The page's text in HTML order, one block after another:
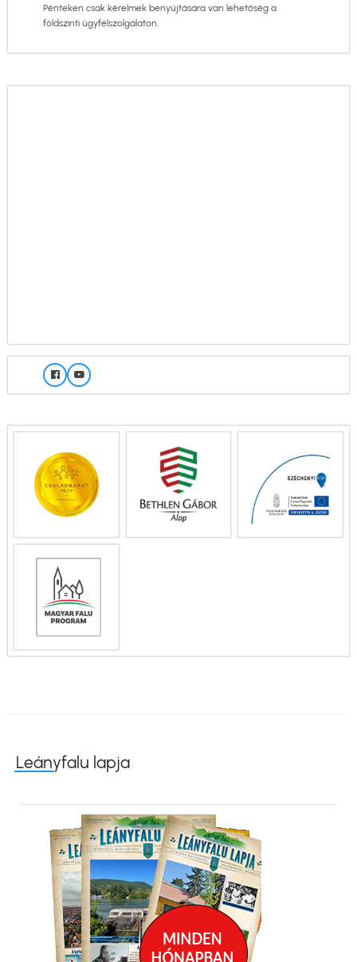
Pénteken csak kérelmek benyújtására van lehetőség a
földszinti ügyfélszolgálaton.
Leányfalu lapja